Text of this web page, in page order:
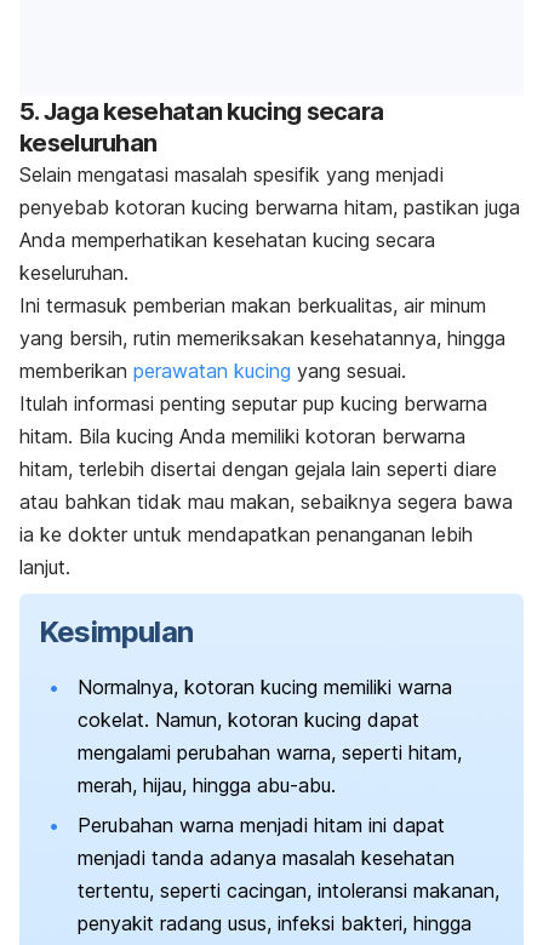
5. Jaga kesehatan kucing secara
keseluruhan
Selain mengatasi masalah spesifik yang menjadi
penyebab kotoran kucing berwarna hitam, pastikan juga
Anda memperhatikan kesehatan kucing secara
keseluruhan.
Ini termasuk pemberian makan berkualitas, air minum
yang bersih, rutin memeriksakan kesehatannya, hingga
memberikan perawatan kucing yang sesuai.
Itulah informasi penting seputar pup kucing berwarna
hitam. Bila kucing Anda memiliki kotoran berwarna
hitam, terlebih disertai dengan gejala lain seperti diare
atau bahkan tidak mau makan, sebaiknya segera bawa
ia ke dokter untuk mendapatkan penanganan lebih
lanjut.
Kesimpulan
Normalnya, kotoran kucing memiliki warna
cokelat. Namun, kotoran kucing dapat
mengalami perubahan warna, seperti hitam,
merah, hijau, hingga abu-abu.
Perubahan warna menjadi hitam ini dapat
menjadi tanda adanya masalah kesehatan
tertentu, seperti cacingan, intoleransi makanan,
penyakit radang usus, infeksi bakteri, hingga